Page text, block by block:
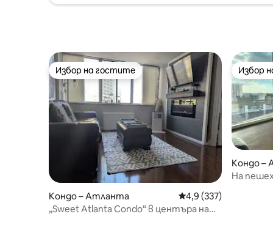
Избор на гостите
Избор на гостите
Кондо – Атланта Средна оценка: 4,9
4,9 (337)
„Sweet Atlanta Condo“ в центъра на
Избор
Избор
Кондо –
На